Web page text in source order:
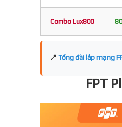
Combo Lux800
📍 Tổng đài lắp mạng
FPT